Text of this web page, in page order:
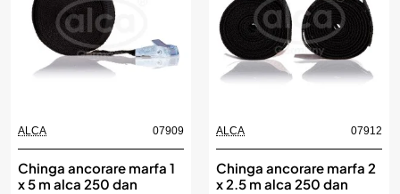
ALCA 07909
Chinga ancorare marfa 1
x 5 m alca 250 dan
ALCA 07912
Chinga ancorare marfa 2
x 2.5 m alca 250 dan